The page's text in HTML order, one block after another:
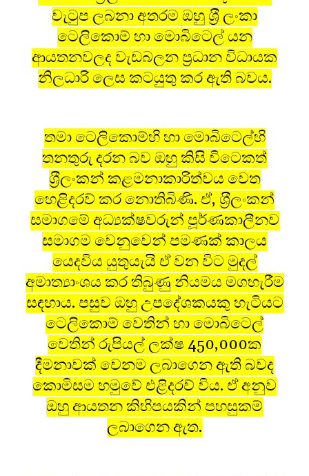
වැටුප ලබනා අතරම ඔහු ශ‍්‍රී ලංකා
ටෙලිකොම් හා මොබිටෙල් යන
ආයතනවලද වැඩබලන ප‍්‍රධාන විධායක
නිලධාරි ලෙස කටයුතු කර ඇති බවය.
තමා ටෙලිකොම්හි හා මොබිටෙල්හි
තනතුරු දරන බව ඔහු කිසි විටෙකත්
ශ‍්‍රීලංකන් කළමනාකාරිත්වය වෙත
හෙළිදරව් කර නොතිබිණි. ඒ, ශ‍්‍රීලංකන්
සමාගමේ අධ්‍යක්ෂවරුන් පූර්ණකාලීනව
සමාගම වෙනුවෙන් පමණක් කාලය
යෙදවිය යුතුයැයි ඒ වන විට මුදල්
අමාත්‍යාංශය කර තිබුණු නියමය මගහැරීම
සඳහාය. පසුව ඔහු උපදේශකයකු හැටියට
ටෙලිකොම් වෙතින් හා මොබිටෙල්
වෙතින් රුපියල් ලක්ෂ 450,000ක
දීමනාවක් වෙනම ලබාගෙන ඇති බවද
කොමිසම හමුවේ එළිදරව් විය. ඒ අනුව
ඔහු ආයතන කිහිපයකින් පහසුකම්
ලබාගෙන ඇත.